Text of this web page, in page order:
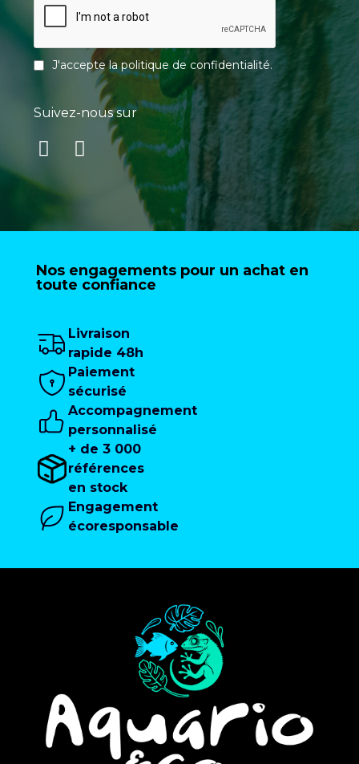
J'accepte lapolitique de confidentialité.
Suivez-nous sur
Nos engagements pour un achat en
toute confiance
Livraison
rapide 48h
Paiement
sécurisé
Accompagnement
personnalisé
+ de 3 000
références
en stock
Engagement
écoresponsable